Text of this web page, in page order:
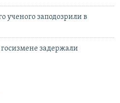
ученого заподозрили в
задержали